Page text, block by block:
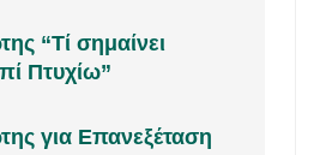
“Τί σημαίνει
Πτυχίω”
για Επανεξέταση